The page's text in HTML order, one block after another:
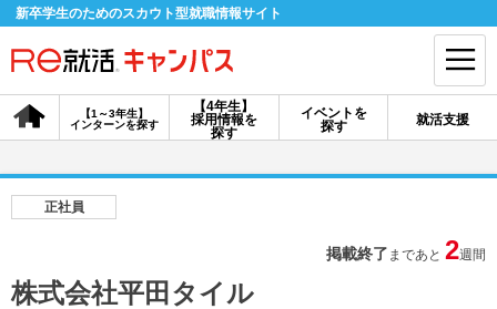
新卒学生のためのスカウト型就職情報サイト
【4年生】
採用情報を
探す
【1～3年生】
インターンを探す
イベントを
探す
就活支援
会員登録 ログイン
正社員
掲載終了 まであと 2週間
株式会社平田タイル